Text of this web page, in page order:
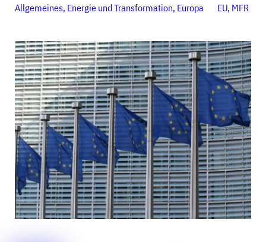
Allgemeines, Energie und Transformation, Europa EU, MFR